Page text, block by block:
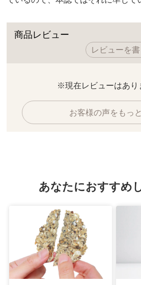
商品レビュー
レビューを書
※現在レビューはあり
お客様の声をもっ
あなたにおすすめ